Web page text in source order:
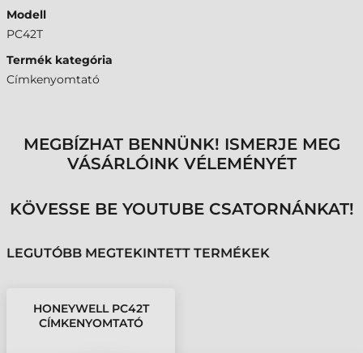
Modell
PC42T
Termék kategória
Címkenyomtató
MEGBÍZHAT BENNÜNK! ISMERJE MEG
VÁSÁRLÓINK VÉLEMÉNYÉT
KÖVESSE BE YOUTUBE CSATORNÁNKAT!
LEGUTÓBB MEGTEKINTETT TERMÉKEK
HONEYWELL PC42T
CÍMKENYOMTATÓ